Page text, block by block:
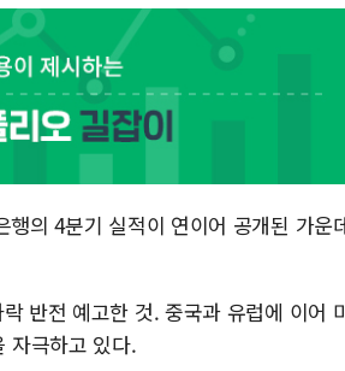
새마을금고, 해외 수수료 면
[뉴스분석] "공허한 정책
LS증권, 개인투자자 대상 코
미래에셋증권, 1500억원 규
[특징주] 제2우주센터·스
의 4분기 실적이 연이어 공개된 가운
반전 예고한 것. 중국과 유럽에 이어
자극하고 있다.